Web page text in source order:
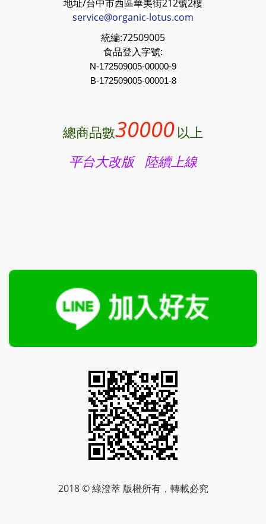
地址/台中市西區華美街212號2樓
service@organic-lotus.com
統編:72509005
食品登入字號:
N-172509005-00000-9
B-172509005-00001-8
總商品數30000 以上
平台大改版 陸續上線
2018 © 綠澄萃 版權所有，轉載必究